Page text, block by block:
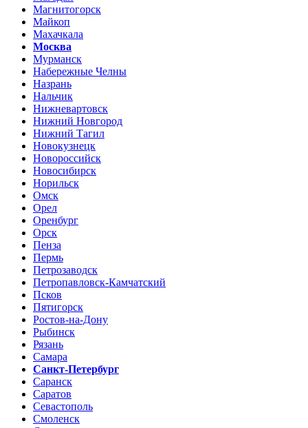
Магнитогорск
Майкоп
Махачкала
Москва
Мурманск
Набережные Челны
Назрань
Нальчик
Нижневартовск
Нижний Новгород
Нижний Тагил
Новокузнецк
Новороссийск
Новосибирск
Норильск
Омск
Орел
Оренбург
Орск
Пенза
Пермь
Петрозаводск
Петропавловск-Камчатский
Псков
Пятигорск
Ростов-на-Дону
Рыбинск
Рязань
Самара
Санкт-Петербург
Саранск
Саратов
Севастополь
Смоленск